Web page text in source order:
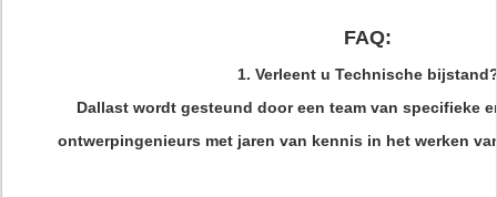
FAQ:
1. Verleent u Technische
Dallast wordt gesteund door een team van specifieke
ontwerpingenieurs met jaren van kennis in het werken